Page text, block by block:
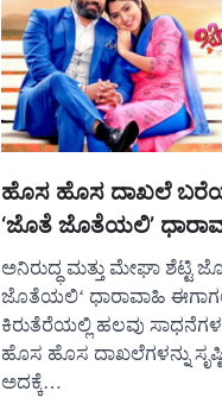
ಹೊಸ ಹೊಸ ದಾಖಲೆ
‘ಜೊತೆ ಜೊತೆಯಲಿ’
ಅನಿರುದ್ಧ ಮತ್ತು ಮೇಘಾ ಶೆಟ್ಟಿ
ಜೊತೆಯಲಿ‘ ಧಾರಾವಾಹಿ
ಕಿರುತೆರೆಯಲ್ಲಿ ಹಲವು
ಹೊಸ ಹೊಸ ದಾಖಲೆಗಳನ್ನು
ಅದಕ್ಕೆ…